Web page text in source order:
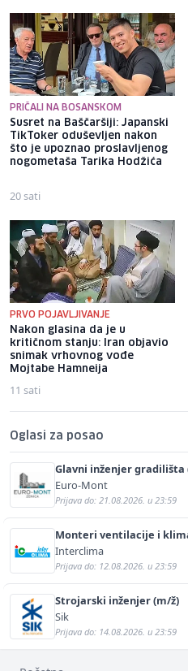
PRIČALI NA BOSANSKOM
Susret na Baščaršiji: Japanski
TikToker oduševljen nakon
što je upoznao proslavljenog
nogometaša Tarika Hodžića
20 sati
PRVO POJAVLJIVANJE
Nakon glasina da je u
kritičnom stanju: Iran objavio
snimak vrhovnog vođe
Mojtabe Hamneija
11 sati
Oglasi za posao
Glavni inženjer gradilišta
Euro-Mont
Prijava do: 21.08.2026. u 23:59
Monteri ventilacije i
Interclima
Prijava do: 12.08.2026. u 23:59
Strojarski inženjer (m/ž)
Sik
Prijava do: 14.08.2026. u 23:59